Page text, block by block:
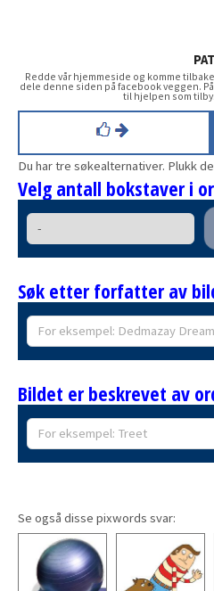
Redde vår hjemmeside og komme
dele denne siden på facebook veggen.
til hjelpen som
Du har tre søkealternativer. Plukk
Velg antall bokstaver i
Søk etter forfatter av
Bildet er beskrevet av
Se også disse pixwords svar: